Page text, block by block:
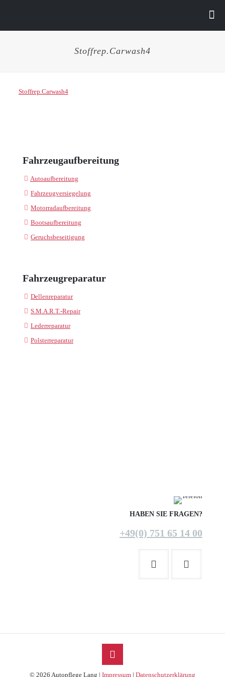
Stoffrep.Carwash4
Stoffrep.Carwash4
Fahrzeugaufbereitung
Autoaufbereitung
Fahrzeugversiegelung
Motorradaufbereitung
Bootsaufbereitung
Geruchsbeseitigung
Fahrzeugreparatur
Dellenreparatur
S.M.A.R.T.-Repair
Lederreparatur
Polsterreparatur
HABEN SIE FRAGEN?
+49(0) 751 65 14 00
© 2026 Autopflege Lang | Impressum | Datenschutzerklärung